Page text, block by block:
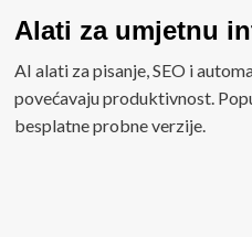
Alati za umjetnu
AI alati za pisanje, SEO i
povećavaju produktivnost.
besplatne probne verzije.